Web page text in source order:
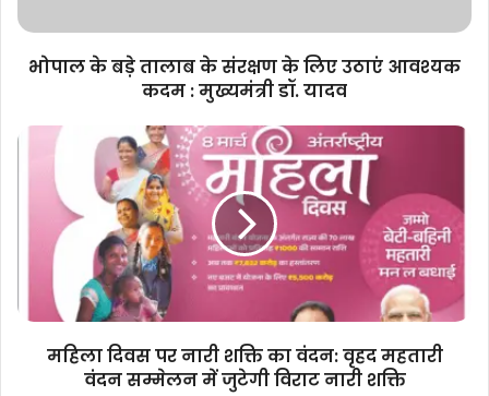
उठाएं
आवश्यक
कदम
डॉ.
भोपाल के बड़े तालाब के संरक्षण के लिए उठाएं आवश्यक
कदम : मुख्यमंत्री डॉ. यादव
महिला
महतारी
सम्मेलनमहिला दिवस पर नारी शक्ति का वंदन: वृहद महतारी
वंदन सम्मेलन में जुटेगी विराट नारी शक्ति